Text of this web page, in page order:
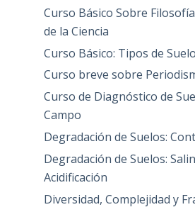
Curso Básico Sobre
de la Ciencia
Curso Básico: Tipos de
Curso breve sobre
Curso de Diagnóstico de
Campo
Degradación de Suelos:
Degradación de Suelos:
Acidificación
Diversidad, Complejidad y